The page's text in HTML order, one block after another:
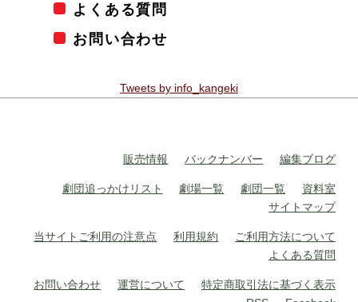
よくある質問
お問い合わせ
Tweets by info_kangeki
販売情報 バックナンバー 編集ブログ
劇団追っかけリスト 劇場一覧 劇団一覧
資料室
サイトマップ
当サイトご利用の注意点 利用規約
ご利用方法について
よくある質問
お問い合わせ 運営について
特定商取引法に基づく表示